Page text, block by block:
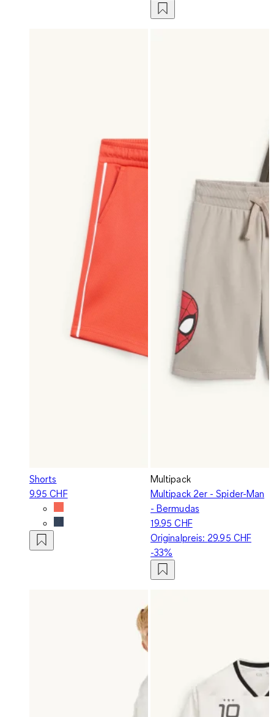
Shorts
9.95 CHF
Multipack
Multipack 2er - Spider-Man
- Bermudas
19.95 CHF
Originalpreis: 29.95 CHF
-33%